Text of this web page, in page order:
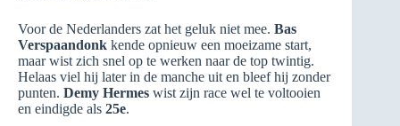
Voor de Nederlanders zat het geluk niet mee. Bas
Verspaandonk kende opnieuw een moeizame start,
maar wist zich snel op te werken naar de top twintig.
Helaas viel hij later in de manche uit en bleef hij zonder
punten. Demy Hermes wist zijn race wel te voltooien
en eindigde als 25e.